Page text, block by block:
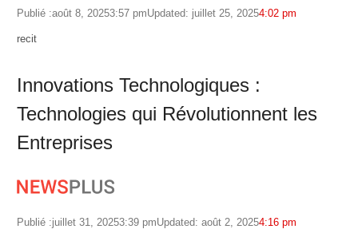
Publié :août 8, 20253:57 pmUpdated: juillet 25, 20254:02 pm
Author
recit
Innovations Technologiques :
Technologies qui Révolutionnent les
Entreprises
Publié :juillet 31, 20253:39 pmUpdated: août 2, 20254:16 pm